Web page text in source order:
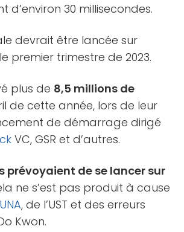
d’environ 30 millisecondes.
devrait être lancée sur
premier trimestre de 2023.
plus de 8,5 millions de
de cette année, lors de leur
de démarrage dirigé
VC, GSR et d’autres.
prévoyaient de se lancer sur
ne s’est pas produit à cause
, de l’UST et des erreurs
Kwon.